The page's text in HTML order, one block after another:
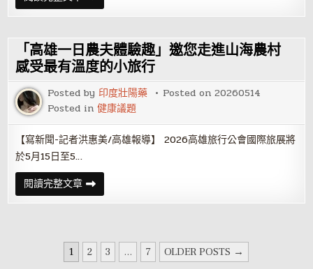
色
應
處
與
海
洋
韌
性
建
構
合
作
學
與
感
交
會
高
醫
大
香
粧
系
畢
展
《星
拾
香》
駁
二
登
「高雄一日農夫體驗趣」邀您走進山海農村
感受最有溫度的小旅行
Posted by 印度壯陽藥 Posted on20260514
Posted in健康議題
【寫新聞-記者洪惠美/高雄報導】 2026高雄旅行公會國際旅展將
於5月15日至5…
閱讀完整文章「高
雄
一
體
驗
趣」
1 2 3 ... 7 OLDER POSTS →